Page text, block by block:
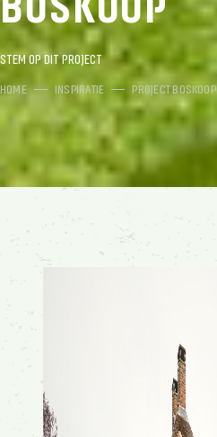
STEM OP DIT PROJECT
HOME INSPIRATIE PROJECT BOSKOOP